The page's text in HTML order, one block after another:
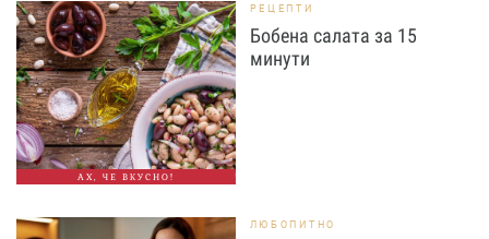
АХ, ЧЕ ВКУСНО!
РЕЦЕПТИ
Бобена салата за 15
минути
ЛЮБОПИТНО